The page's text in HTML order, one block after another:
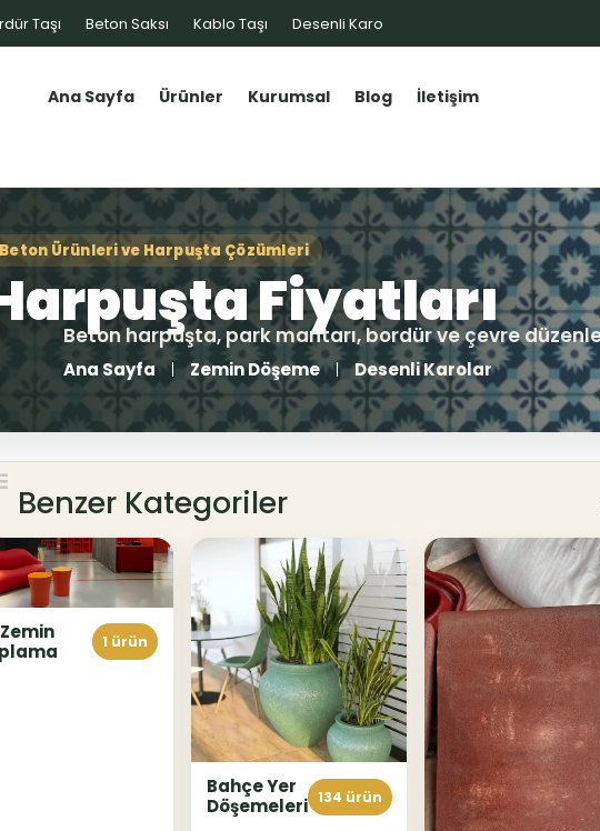
Taşı Beton Saksı Kablo Taşı Desenli Karo
Ana Sayfa Ürünler Kurumsal Blog İletişim
Ana Sayfa Zemin Döşeme Desenli Karolar
Benzer Kategoriler
1 ürün
Bahçe Yer
Döşemeleri 134 ürün